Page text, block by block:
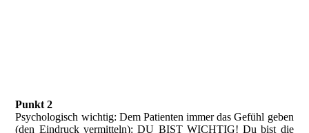
Punkt 2
Psychologisch wichtig: Dem Patienten immer das Gefühl geben
(den Eindruck vermitteln): DU BIST WICHTIG! Du bist die